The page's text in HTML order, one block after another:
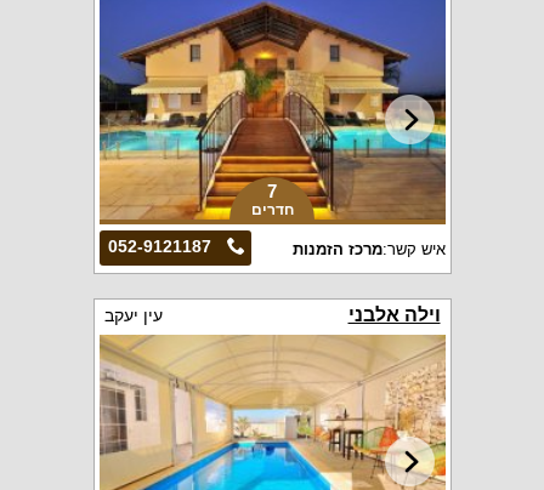
7
חדרים
052-9121187 איש קשר:מרכז הזמנות
וילה אלבני עין יעקב